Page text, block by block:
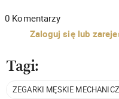
0 Komentarzy
Zaloguj się lub
Tagi:
ZEGARKI MĘSKIE